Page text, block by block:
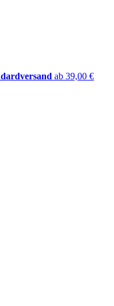
ab 39,00 €